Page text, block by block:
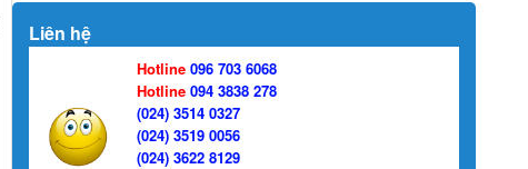
Liên hệ
Hotline096 703 6068
Hotline094 3838 278
(024) 3514 0327
(024) 3519 0056
(024) 3622 8129